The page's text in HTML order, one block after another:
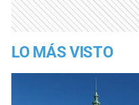
LO MÁS VISTO